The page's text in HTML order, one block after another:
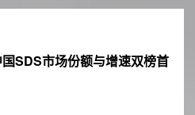
SDS市场份额与增速双榜首